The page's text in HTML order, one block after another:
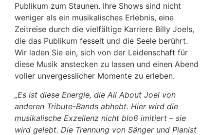
Publikum zum Staunen. Ihre Shows sind nicht
weniger als ein musikalisches Erlebnis, eine
Zeitreise durch die vielfältige Karriere Billy Joels,
die das Publikum fesselt und die Seele berührt.
Wir laden Sie ein, sich von der Leidenschaft für
diese Musik anstecken zu lassen und einen Abend
voller unvergesslicher Momente zu erleben.
„Es ist diese Energie, die All About Joel von
anderen Tribute-Bands abhebt. Hier wird die
musikalische Exzellenz nicht bloß imitiert – sie
wird gelebt. Die Trennung von Sänger und Pianist